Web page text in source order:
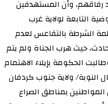
رفاقهم، وأن المستهدفين
التابعة لولاية غرب
الشرطة بالتقاعس لعدم
حيث هرب الجناة ولم يتم
الحكومة بإيلاء الاهتمام
النوبة/ ولاية جنوب كردفان
بمناطق الصراع